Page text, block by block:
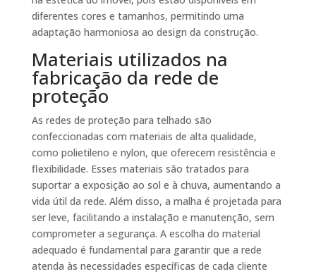
diferentes cores e tamanhos, permitindo uma
adaptação harmoniosa ao design da construção.
Materiais utilizados na
fabricação da rede de
proteção
As redes de proteção para telhado são
confeccionadas com materiais de alta qualidade,
como polietileno e nylon, que oferecem resistência e
flexibilidade. Esses materiais são tratados para
suportar a exposição ao sol e à chuva, aumentando a
vida útil da rede. Além disso, a malha é projetada para
ser leve, facilitando a instalação e manutenção, sem
comprometer a segurança. A escolha do material
adequado é fundamental para garantir que a rede
atenda às necessidades específicas de cada cliente